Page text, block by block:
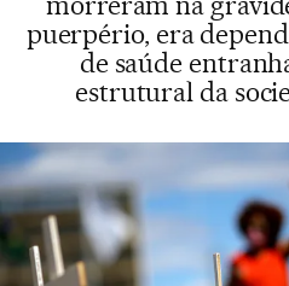
puerpério, era
de saúde
estrutural da